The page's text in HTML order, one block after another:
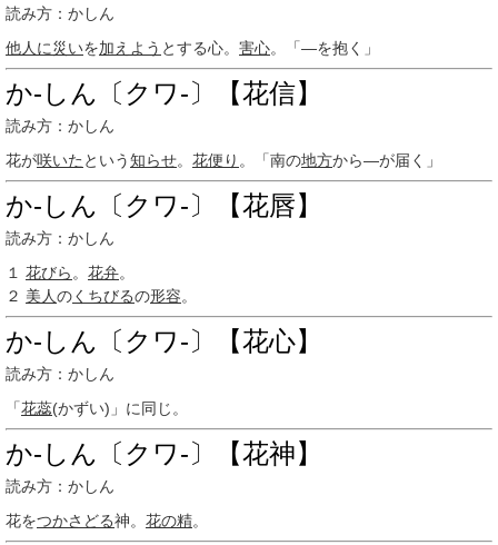
読み方：かしん
他人に災いを加えよう とする心。 害心。「―を抱く」
か‐しん〔クワ‐〕【花信】
読み方：かしん
花が咲いた という知らせ。 花便り 。「南の地方から―が届く」
か‐しん〔クワ‐〕【花唇】
読み方：かしん
１
花びら 。 花弁。
２ 美人のくちびるの形容。
か‐しん〔クワ‐〕【花心】
読み方：かしん
「花蕊(かずい)」に同じ。
か‐しん〔クワ‐〕【花神】
読み方：かしん
花をつかさどる神。 花の精。